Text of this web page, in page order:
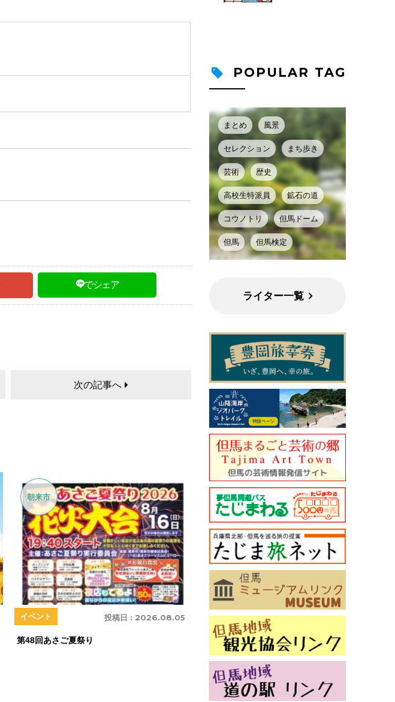
でシェア
次の記事へ
朝来市
投稿日 : 2026.08.05
イベント
第48回あさご夏祭り
POPULAR TAG
まとめ 風景
セレクション まち歩き
芸術 歴史
高校生特派員 鉱石の道
コウノトリ 但馬ドーム
但馬 但馬検定
ライター一覧